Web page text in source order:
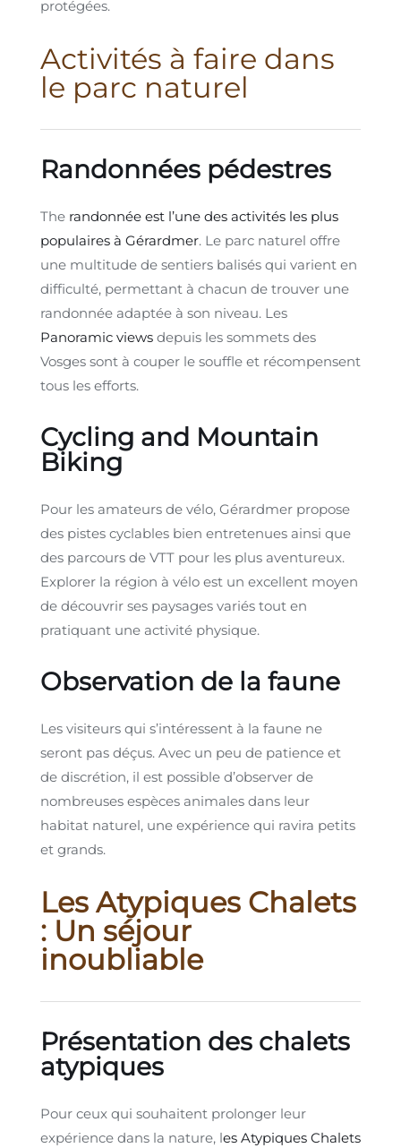
protégées.
Activités à faire dans
le parc naturel
Randonnées pédestres
The randonnée est l’une des activités les plus
populaires à Gérardmer. Le parc naturel offre
une multitude de sentiers balisés qui varient en
difficulté, permettant à chacun de trouver une
randonnée adaptée à son niveau. Les
Panoramic views depuis les sommets des
Vosges sont à couper le souffle et récompensent
tous les efforts.
Cycling and Mountain
Biking
Pour les amateurs de vélo, Gérardmer propose
des pistes cyclables bien entretenues ainsi que
des parcours de VTT pour les plus aventureux.
Explorer la région à vélo est un excellent moyen
de découvrir ses paysages variés tout en
pratiquant une activité physique.
Observation de la faune
Les visiteurs qui s’intéressent à la faune ne
seront pas déçus. Avec un peu de patience et
de discrétion, il est possible d’observer de
nombreuses espèces animales dans leur
habitat naturel, une expérience qui ravira petits
et grands.
Les Atypiques Chalets
: Un séjour
inoubliable
Présentation des chalets
atypiques
Pour ceux qui souhaitent prolonger leur
expérience dans la nature, les Atypiques Chalets